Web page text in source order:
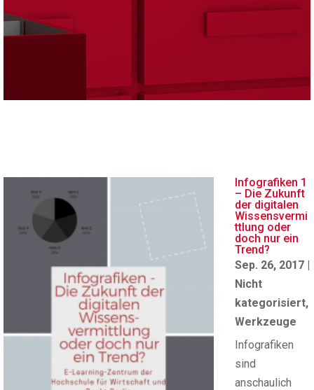
Infografiken 1
– Die Zukunft
der digitalen
Wissensvermi
ttlung oder
doch nur ein
Trend?
Sep. 26, 2017 |
Nicht
kategorisiert,
Werkzeuge
Infografiken
sind
anschaulich